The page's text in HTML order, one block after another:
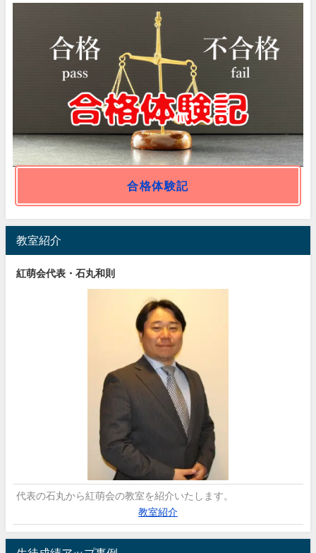
合格体験記
教室紹介
紅萌会代表・石丸和則
代表の石丸から紅萌会の教室を紹介いたします。
教室紹介